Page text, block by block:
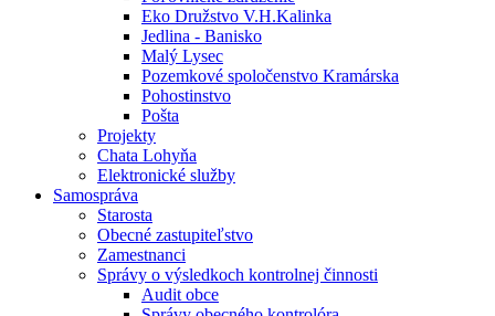
Eko Družstvo V.H.Kalinka
Jedlina - Banisko
Malý Lysec
Pozemkové spoločenstvo Kramárska
Pohostinstvo
Pošta
Projekty
Chata Lohyňa
Elektronické služby
Samospráva
Starosta
Obecné zastupiteľstvo
Zamestnanci
Správy o výsledkoch kontrolnej činnosti
Audit obce